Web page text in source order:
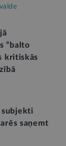
“balto
kritiskās
subjekti
saņemt